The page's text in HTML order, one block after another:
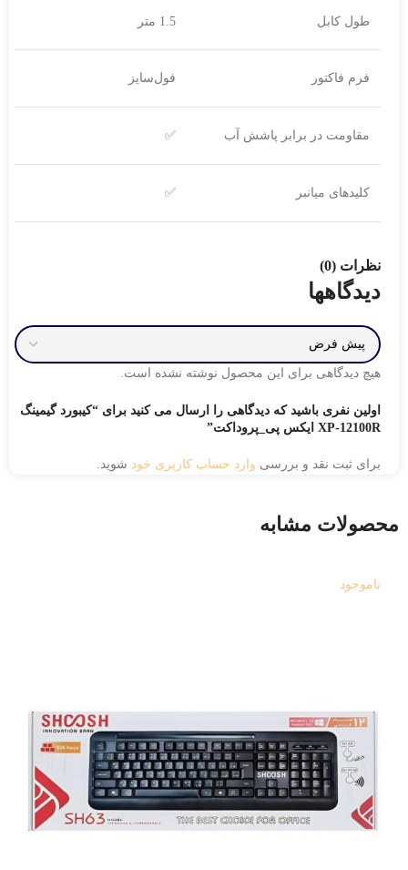
طول کابل 1.5 متر
فرم فاکتور فول‌سایز
مقاومت در برابر پاشش آب ✅
کلیدهای میانبر ✅
نظرات (0)
دیدگاهها
هیچ دیدگاهی برای این محصول نوشته نشده است.
اولین نفری باشید که دیدگاهی را ارسال می کنید برای “کیبورد گیمینگ
XP-12100R ایکس پی_پروداکت”
برای ثبت نقد و بررسی وارد حساب کاربری خود شوید.
محصولات مشابه
ناموجود